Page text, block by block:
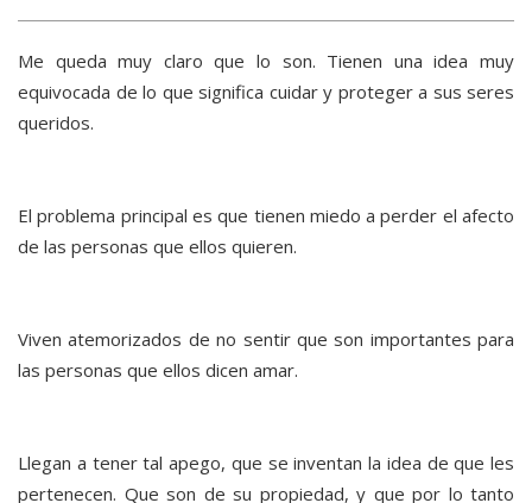
Me queda muy claro que lo son. Tienen una idea muy
equivocada de lo que significa cuidar y proteger a sus seres
queridos.
El problema principal es que tienen miedo a perder el afecto
de las personas que ellos quieren.
Viven atemorizados de no sentir que son importantes para
las personas que ellos dicen amar.
Llegan a tener tal apego, que se inventan la idea de que les
pertenecen. Que son de su propiedad, y que por lo tanto